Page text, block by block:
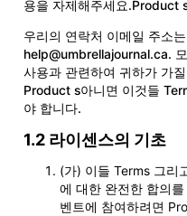
용을 자제해주세요.Product
우리의 연락처 이메일 주소
help@umbrellajournal.ca.
사용과 관련하여 귀하가 가
Product s아니면 이것들
야 합니다.
1.2 라이센스의 기초
(가) 이들 Terms 그리
에 대한 완전한 합의
벤트에 참여하려면